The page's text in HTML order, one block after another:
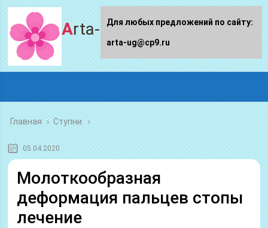
Arta-ug.ru
Главная › Ступни
05.04.2020
Молоткообразная
деформация пальцев стопы
лечение
Для любых предложений по сайту:
arta-ug@cp9.ru